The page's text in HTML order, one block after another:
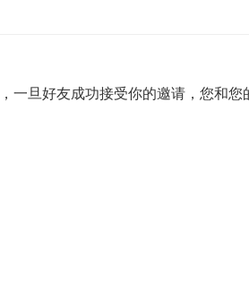
一旦好友成功接受你的邀请，您和您